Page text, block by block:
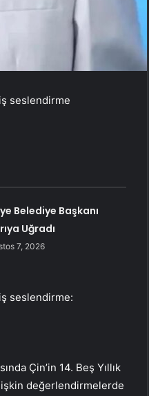
seslendirme
Belediye Başkanı
Uğradı
7, 2026
seslendirme:
Çin’in 14. Beş Yıllık
değerlendirmelerde